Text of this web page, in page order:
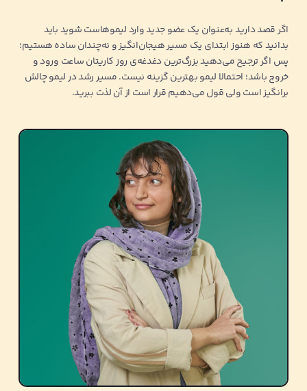
اگر قصد دارید به‌عنوان یک عضو جدید وارد لیمو‌هاست شوید باید
بدانید که هنوز ابتدای یک مسیر هیجان‌انگیز و نه‌چندان ساده هستیم؛
پس اگر ترجیح می‌دهید بزرگ‌ترین دغدغه‌ی روز کاریتان ساعت ورود و
خروج باشد؛ احتمالا لیمو بهترین گزینه نیست. مسیر رشد در لیمو چالش
برانگیز است ولی قول می‌دهیم قرار است از آن لذت ببرید.